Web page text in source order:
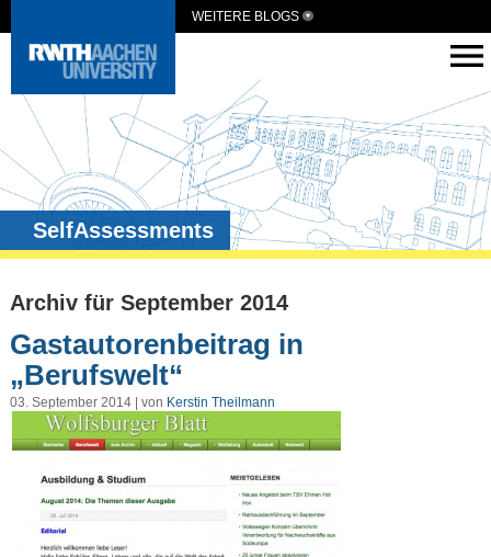
WEITERE BLOGS
SelfAssessments
Archiv für September 2014
Gastautorenbeitrag in
„Berufswelt“
03. September 2014 | von Kerstin Theilmann